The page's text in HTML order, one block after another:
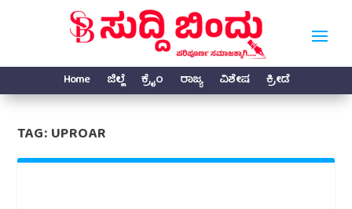
Home ಜಿಲ್ಲೆ ಕ್ರೈಂ ರಾಜ್ಯ ವಿಶೇಷ ಕ್ರೀಡೆ
TAG:UPROAR